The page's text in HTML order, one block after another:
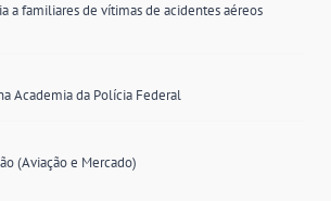
a familiares de vítimas de acidentes aéreos
Academia da Polícia Federal
(Aviação e Mercado)